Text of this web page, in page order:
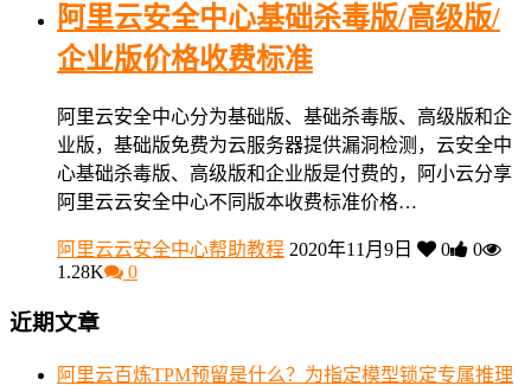
阿里云安全中心基础杀毒版/高级版/
企业版价格收费标准
阿里云安全中心分为基础版、基础杀毒版、高级版和企
业版，基础版免费为云服务器提供漏洞检测，云安全中
心基础杀毒版、高级版和企业版是付费的，阿小云分享
阿里云云安全中心不同版本收费标准价格…
阿里云云安全中心帮助教程 2020年11月9日 0
0
1.28K
0
近期文章
阿里云百炼TPM预留是什么？为指定模型锁定专属推理